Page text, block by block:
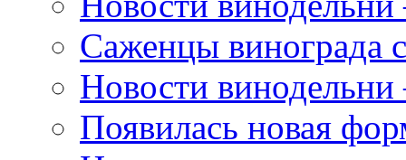
Саженцы винограда
Новости
Появилась новая